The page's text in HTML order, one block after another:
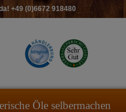
+49 (0)6672 918480
Öle selbermachen